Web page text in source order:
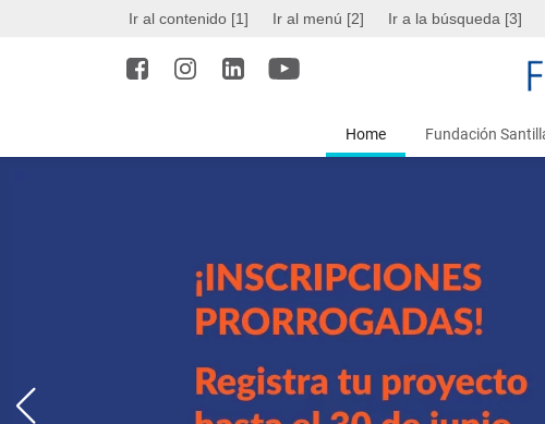
Ir al contenido [1] Ir al menú [2] Ir a la búsqueda [3]
Home Fundación